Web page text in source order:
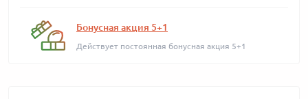
Бонусная акция 5+1
Действует постоянная бонусная акция 5+1